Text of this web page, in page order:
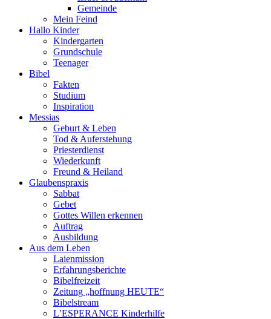
Gemeinde
Mein Feind
Hallo Kinder
Kindergarten
Grundschule
Teenager
Bibel
Fakten
Studium
Inspiration
Messias
Geburt & Leben
Tod & Auferstehung
Priesterdienst
Wiederkunft
Freund & Heiland
Glaubenspraxis
Sabbat
Gebet
Gottes Willen erkennen
Auftrag
Ausbildung
Aus dem Leben
Laienmission
Erfahrungsberichte
Bibelfreizeit
Zeitung „hoffnung HEUTE“
Bibelstream
L’ESPERANCE Kinderhilfe